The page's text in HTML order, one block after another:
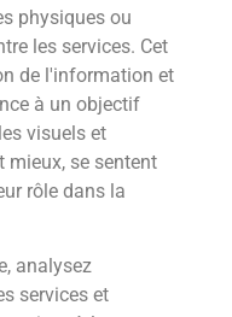
physiques ou
les services. Cet
de l'information et
à un objectif
visuels et
mieux, se sentent
rôle dans la
analysez
services et